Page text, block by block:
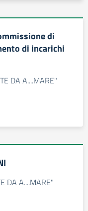
di
di incarichi
DA A....MARE"
DA A....MARE"